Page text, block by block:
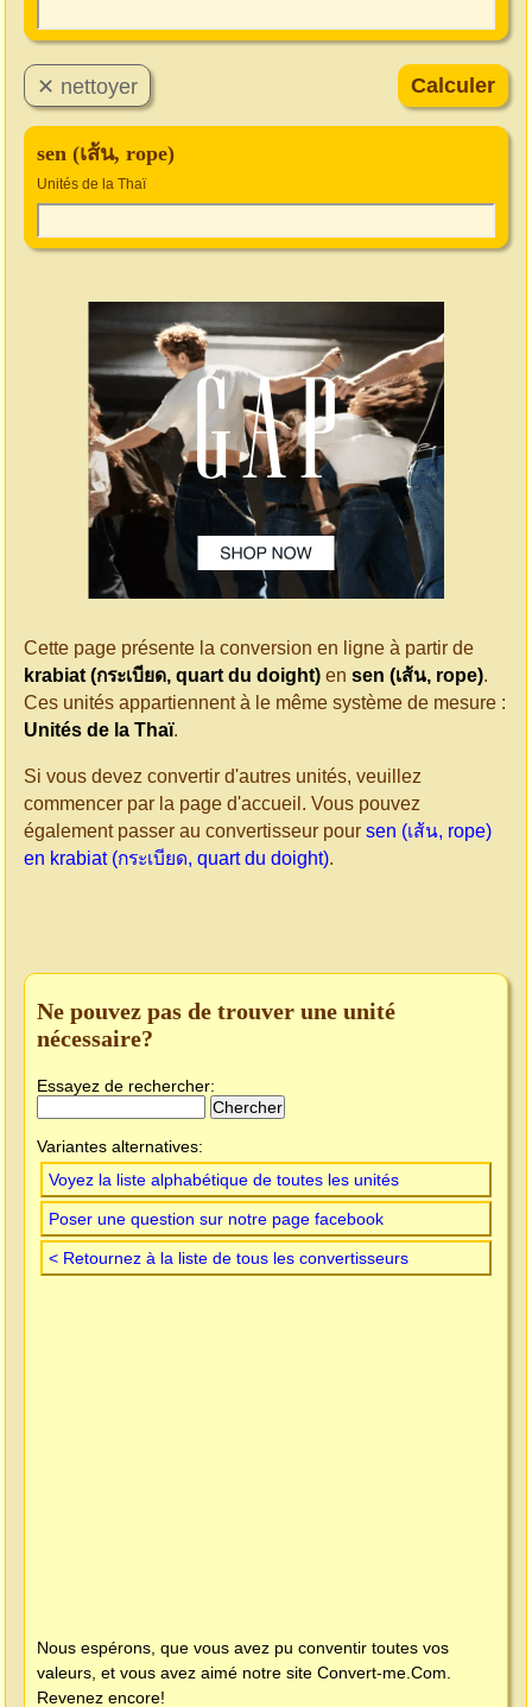
sen (เส้น, rope)
Unités de la Thaï
Cette page présente la conversion en ligne à partir de
krabiat (กระเบียด, quart du doight) en sen (เส้น, rope).
Ces unités appartiennent à le même système de mesure :
Unités de la Thaï.
Si vous devez convertir d'autres unités, veuillez
commencer par la page d'accueil. Vous pouvez
également passer au convertisseur pour sen (เส้น, rope)
en krabiat (กระเบียด, quart du doight).
Ne pouvez pas de trouver une unité
nécessaire?
Essayez de rechercher:
Variantes alternatives:
Voyez la liste alphabétique de toutes les unités
Poser une question sur notre page facebook
< Retournez à la liste de tous les convertisseurs
Nous espérons, que vous avez pu conventir toutes vos
valeurs, et vous avez aimé notre site Convert-me.Com
Revenez encore!